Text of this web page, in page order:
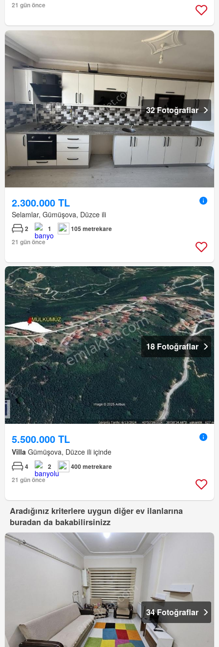
21 gün önce
32 Fotoğraflar
2.300.000 TL
Selamlar, Gümüşova, Düzce ili
2 1
105 metrekare
21 gün önce
18 Fotoğraflar
5.500.000 TL
Villa Gümüşova, Düzce ili içinde
4 2
400 metrekare
21 gün önce
Aradığınız kriterlere uygun diğer ev ilanlarına
buradan da bakabilirsinizz
34 Fotoğraflar